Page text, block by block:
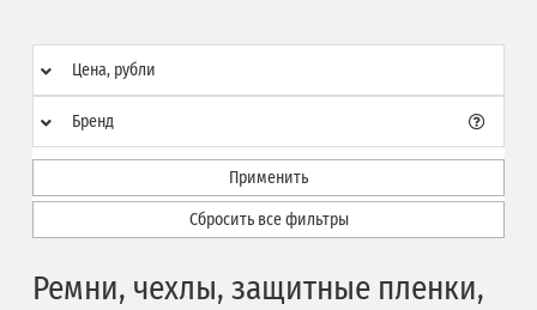
Цена, рубли
Бренд
Применить
Сбросить все фильтры
Ремни, чехлы, защитные пленки,